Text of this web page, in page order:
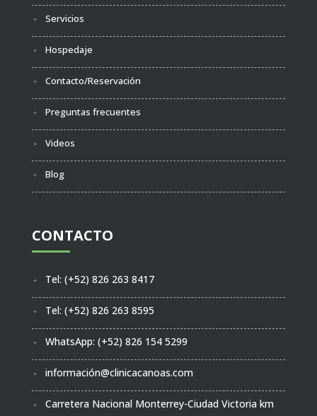
Servicios
Hospedaje
Contacto/Reservación
Preguntas frecuentes
Videos
Blog
CONTACTO
Tel: (+52) 826 263 8417
Tel: (+52) 826 263 8595
WhatsApp: (+52) 826 154 5299
información@clinicacanoas.com
Carretera Nacional Monterrey-Ciudad Victoria km